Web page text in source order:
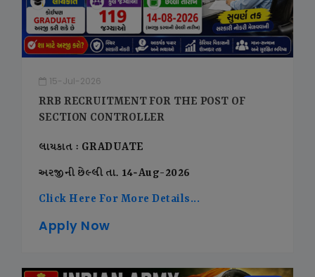
15-Jul-2026
RRB RECRUITMENT FOR THE POST OF
SECTION CONTROLLER
લાયકાત : GRADUATE
અરજીની છેલ્લી તા. 14-Aug-2026
Click Here For More Details...
Apply Now